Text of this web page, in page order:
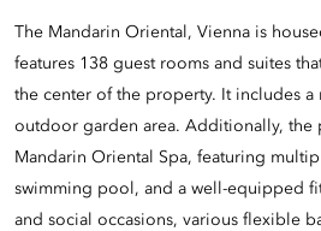
The Mandarin Oriental, Vienna is
features 138 guest rooms and suites
the center of the property. It includes a
outdoor garden area. Additionally, the
Mandarin Oriental Spa, featuring
swimming pool, and a well-equipped
and social occasions, various flexible